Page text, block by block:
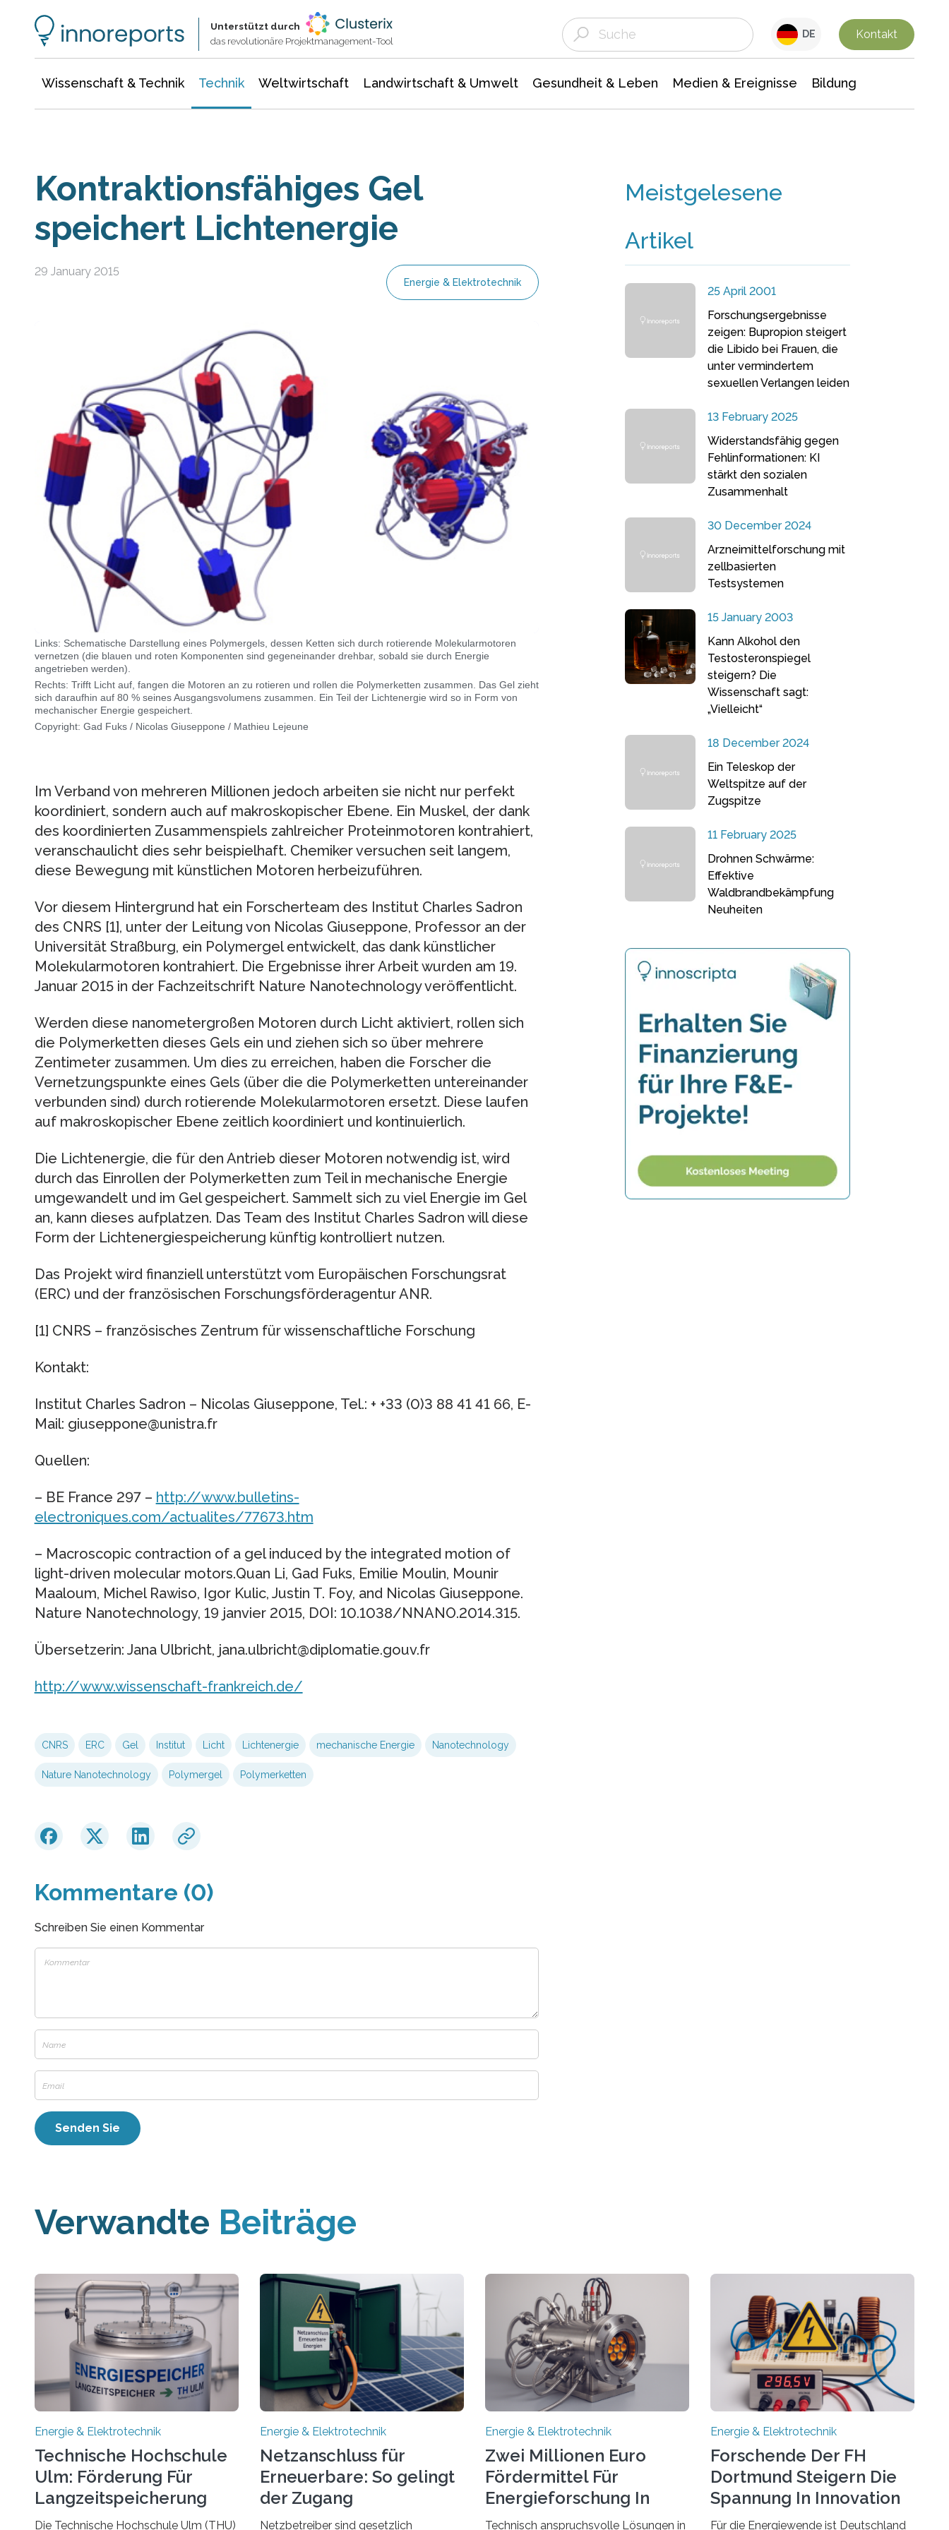
Unterstützt durch
das revolutionäre Projektmanagement-Tool
DE Kontakt
Wissenschaft & Technik Technik Weltwirtschaft Landwirtschaft & Umwelt Gesundheit & Leben Medien & Ereignisse Bildung
Kontraktionsfähiges Gel
speichert Lichtenergie
29 January 2015
Energie & Elektrotechnik
Links: Schematische Darstellung eines Polymergels, dessen Ketten sich durch rotierende Molekularmotoren
vernetzen (die blauen und roten Komponenten sind gegeneinander drehbar, sobald sie durch Energie
angetrieben werden).
Rechts: Trifft Licht auf, fangen die Motoren an zu rotieren und rollen die Polymerketten zusammen. Das Gel zieht
sich daraufhin auf 80 % seines Ausgangsvolumens zusammen. Ein Teil der Lichtenergie wird so in Form von
mechanischer Energie gespeichert.
Copyright: Gad Fuks / Nicolas Giuseppone / Mathieu Lejeune
Im Verband von mehreren Millionen jedoch arbeiten sie nicht nur perfekt
koordiniert, sondern auch auf makroskopischer Ebene. Ein Muskel, der dank
des koordinierten Zusammenspiels zahlreicher Proteinmotoren kontrahiert,
veranschaulicht dies sehr beispielhaft. Chemiker versuchen seit langem,
diese Bewegung mit künstlichen Motoren herbeizuführen.
Vor diesem Hintergrund hat ein Forscherteam des Institut Charles Sadron
des CNRS [1], unter der Leitung von Nicolas Giuseppone, Professor an der
Universität Straßburg, ein Polymergel entwickelt, das dank künstlicher
Molekularmotoren kontrahiert. Die Ergebnisse ihrer Arbeit wurden am 19.
Januar 2015 in der Fachzeitschrift Nature Nanotechnology veröffentlicht.
Werden diese nanometergroßen Motoren durch Licht aktiviert, rollen sich
die Polymerketten dieses Gels ein und ziehen sich so über mehrere
Zentimeter zusammen. Um dies zu erreichen, haben die Forscher die
Vernetzungspunkte eines Gels (über die die Polymerketten untereinander
verbunden sind) durch rotierende Molekularmotoren ersetzt. Diese laufen
auf makroskopischer Ebene zeitlich koordiniert und kontinuierlich.
Die Lichtenergie, die für den Antrieb dieser Motoren notwendig ist, wird
durch das Einrollen der Polymerketten zum Teil in mechanische Energie
umgewandelt und im Gel gespeichert. Sammelt sich zu viel Energie im Gel
an, kann dieses aufplatzen. Das Team des Institut Charles Sadron will diese
Form der Lichtenergiespeicherung künftig kontrolliert nutzen.
Das Projekt wird finanziell unterstützt vom Europäischen Forschungsrat
(ERC) und der französischen Forschungsförderagentur ANR.
[1] CNRS – französisches Zentrum für wissenschaftliche Forschung
Kontakt:
Institut Charles Sadron – Nicolas Giuseppone, Tel.: + +33 (0)3 88 41 41 66, E-
Mail: giuseppone@unistra.fr
Quellen:
– BE France 297 – http://www.bulletins-
electroniques.com/actualites/77673.htm
– Macroscopic contraction of a gel induced by the integrated motion of
light-driven molecular motors.Quan Li, Gad Fuks, Emilie Moulin, Mounir
Maaloum, Michel Rawiso, Igor Kulic, Justin T. Foy, and Nicolas Giuseppone.
Nature Nanotechnology, 19 janvier 2015, DOI: 10.1038/NNANO.2014.315.
Übersetzerin: Jana Ulbricht, jana.ulbricht@diplomatie.gouv.fr
http://www.wissenschaft-frankreich.de/
CNRS ERC Gel Institut Licht Lichtenergie mechanische Energie Nanotechnology
Nature Nanotechnology Polymergel Polymerketten
Kommentare (0)
Schreiben Sie einen Kommentar
Meistgelesene
Artikel
25 April 2001
Forschungsergebnisse
zeigen: Bupropion steigert
die Libido bei Frauen, die
unter vermindertem
sexuellen Verlangen leiden
13 February 2025
Widerstandsfähig gegen
Fehlinformationen: KI
stärkt den sozialen
Zusammenhalt
30 December 2024
Arzneimittelforschung mit
zellbasierten
Testsystemen
15 January 2003
Kann Alkohol den
Testosteronspiegel
steigern? Die
Wissenschaft sagt:
„Vielleicht“
18 December 2024
Ein Teleskop der
Weltspitze auf der
Zugspitze
11 February 2025
Drohnen Schwärme:
Effektive
Waldbrandbekämpfung
Neuheiten
Verwandte Beiträge
Energie & Elektrotechnik
Technische Hochschule
Ulm: Förderung Für
Langzeitspeicherung
von Energie
Die Technische Hochschule Ulm (THU)
Energie & Elektrotechnik
Netzanschluss für
Erneuerbare: So gelingt
der Zugang
Netzbetreiber sind gesetzlich
Energie & Elektrotechnik
Zwei Millionen Euro
Fördermittel Für
Energieforschung In
Regensburg
Technisch anspruchsvolle Lösungen in
Energie & Elektrotechnik
Forschende Der FH
Dortmund Steigern Die
Spannung In Innovation
Für die Energiewende ist Deutschland